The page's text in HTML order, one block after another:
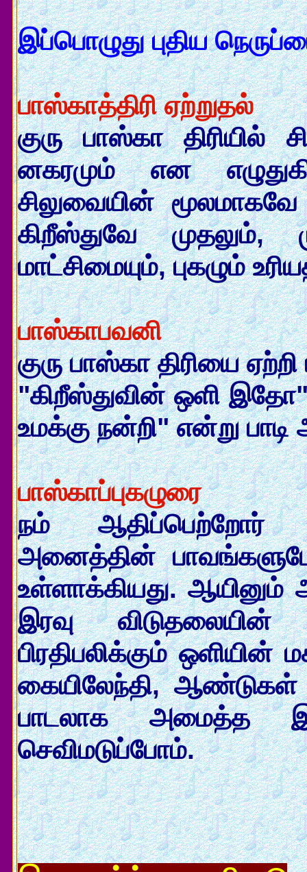
இப்பொழுது புதிய
பாஸ்காத்திரி ஏற்றுதல்
குரு பாஸ்கா
னகரமும் என
சிலுவையின்
கிறீஸ்துவே முதலும்,
மாட்சிமையும், புகழும்
பாஸ்காபவனி
குரு பாஸ்கா திரியை
"கிறீஸ்துவின் ஒளி இதோ"
உமக்கு நன்றி" என்று
பாஸ்காப்புகழுரை
நம் ஆதிப்பெற்றோர்
அனைத்தின்
உள்ளாக்கியது.
இரவு
பிரதிபலிக்கும் ஒளியின்
கையிலேந்தி, ஆண்டுகள்
பாடலாக அமைத்த
செவிமடுப்போம்.